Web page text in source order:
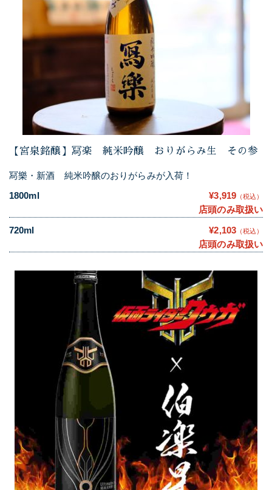
【宮泉銘醸】冩楽 純米吟醸 おりがらみ生 その参
冩樂・新酒 純米吟醸のおりがらみが入荷！
1800ml
¥3,919 （税込）
店頭のみ取扱い
720ml
¥2,103 （税込）
店頭のみ取扱い